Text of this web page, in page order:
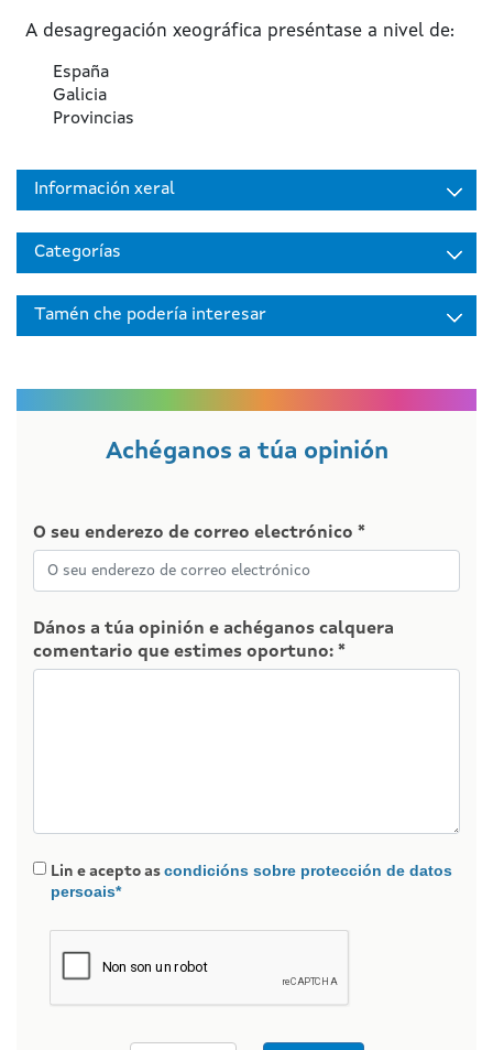
A desagregación xeográfica preséntase a nivel de:
España
Galicia
Provincias
Información xeral
Categorías
Tamén che podería interesar
Achéganos a túa opinión
O seu enderezo de correo electrónico *
Dános a túa opinión e achéganos calquera
comentario que estimes oportuno: *
Lin e acepto ascondicións sobre protección de datos
persoais*